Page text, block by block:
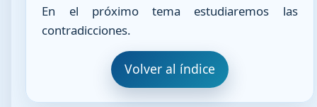
En el próximo tema estudiaremos las
contradicciones.
Volver al índice